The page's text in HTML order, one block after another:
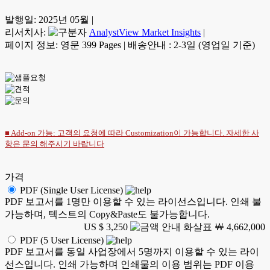
발행일: 2025년 05월 |
리서치사:
AnalystView Market Insights |
페이지 정보: 영문 399 Pages | 배송안내 : 2-3일 (영업일 기준)
■ Add-on 가능: 고객의 요청에 따라 Customization이 가능합니다. 자세한 사
항은 문의 해주시기 바랍니다
가격
PDF (Single User License)
PDF 보고서를 1명만 이용할 수 있는 라이선스입니다. 인쇄 불
가능하며, 텍스트의 Copy&Paste도 불가능합니다.
US $ 3,250
￦ 4,662,000
PDF (5 User License)
PDF 보고서를 동일 사업장에서 5명까지 이용할 수 있는 라이
선스입니다. 인쇄 가능하며 인쇄물의 이용 범위는 PDF 이용